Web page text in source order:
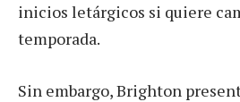
inicios letárgicos si quiere
temporada.
Sin embargo, Brighton